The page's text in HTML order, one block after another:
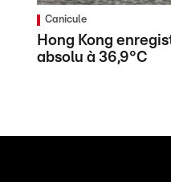
Canicule
Hong Kong
absolu à 36,9°C